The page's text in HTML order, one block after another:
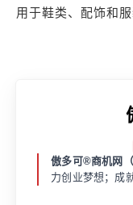
用于鞋类、配饰和服
傲多可®商机网
力创业梦想；成